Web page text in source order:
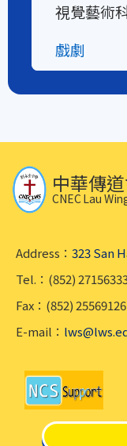
視覺藝術
戲劇
中華傳
CNEC Lau
Address： 323 San
Tel.：(852)
Fax：(852) 25569126
E-mail：